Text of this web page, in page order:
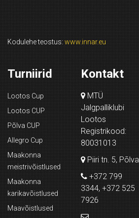
Kodulehe teostus: www.innar.eu
Turniirid
Lootos Cup
Lootos CUP
Põlva CUP
Allegro Cup
Maakonna
meistrivõistlused
Maakonna
karikavõistlused
Maavõistlused
Kontakt
MTÜ
Jalgpalliklubi
Lootos
Registrikood:
80031013
Piiri tn. 5, Põlva
+372 799
3344, +372 525
7926